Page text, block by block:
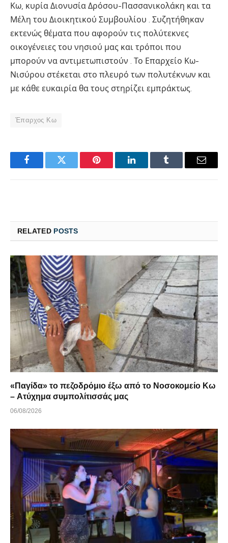
Κω, κυρία Διονυσία Δρόσου-Πασσανικολάκη και τα
Μέλη του Διοικητικού Συμβουλίου . Συζητήθηκαν
εκτενώς θέματα που αφορούν τις πολύτεκνες
οικογένειες του νησιού μας και τρόποι που
μπορούν να αντιμετωπιστούν . Το Επαρχείο Κω-
Νισύρου στέκεται στο πλευρό των πολυτέκνων και
με κάθε ευκαιρία θα τους στηρίζει εμπράκτως.
Έπαρχος Κω
FacebookTwitter Pinterest LinkedInTumblr Email
RELATED POSTS
«Παγίδα» το πεζοδρόμιο έξω από το Νοσοκομείο Κω
– Ατύχημα συμπολίτισσάς μας
06/08/2026